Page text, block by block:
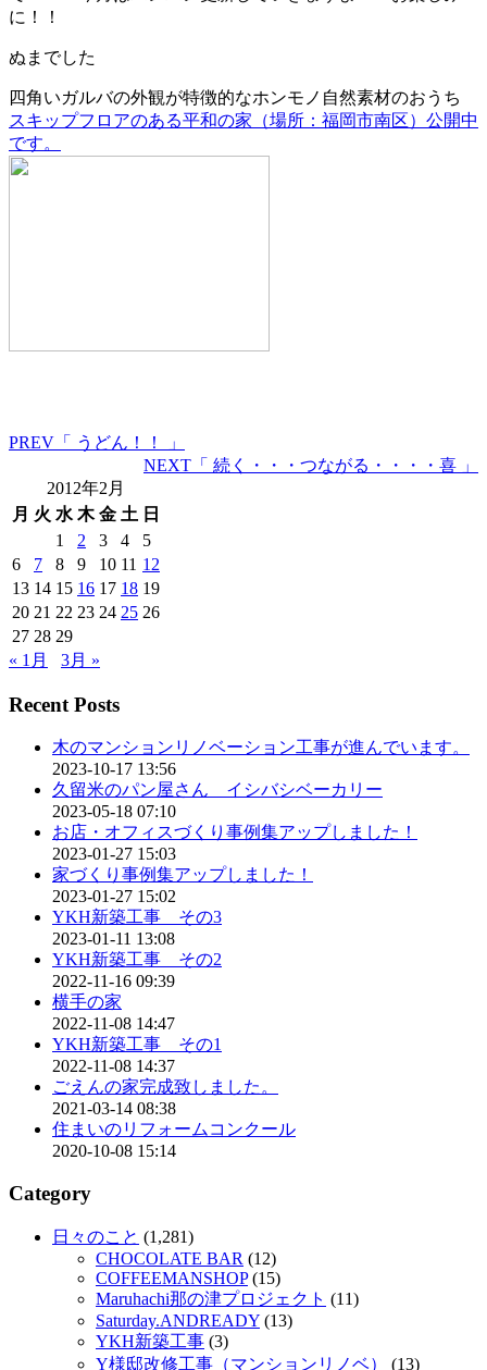
に！！
ぬまでした
四角いガルバの外観が特徴的なホンモノ自然素材のおうち
スキップフロアのある平和の家（場所：福岡市南区）公開中
です。
PREV 「 うどん！！ 」
NEXT 「 続く・・・つながる・・・・喜 」
2012年2月
月 火 水 木 金 土 日
1
2 3 4
5
6
7 8 9 10 11 12
13 14 15 16 17 18 19
20 21 22 23 24 25 26
27 28 29
« 1月
3月 »
Recent Posts
木のマンションリノベーション工事が進んでいます。
2023-10-17 13:56
久留米のパン屋さん イシバシベーカリー
2023-05-18 07:10
お店・オフィスづくり事例集アップしました！
2023-01-27 15:03
家づくり事例集アップしました！
2023-01-27 15:02
YKH新築工事 その3
2023-01-11 13:08
YKH新築工事 その2
2022-11-16 09:39
横手の家
2022-11-08 14:47
YKH新築工事 その1
2022-11-08 14:37
ごえんの家完成致しました。
2021-03-14 08:38
住まいのリフォームコンクール
2020-10-08 15:14
Category
日々のこと (1,281)
CHOCOLATE BAR (12)
COFFEEMANSHOP(15)
Maruhachi那の津プロジェクト (11)
Saturday.ANDREADY (13)
YKH新築工事 (3)
Y様邸改修工事（マンションリノベ）
(13)